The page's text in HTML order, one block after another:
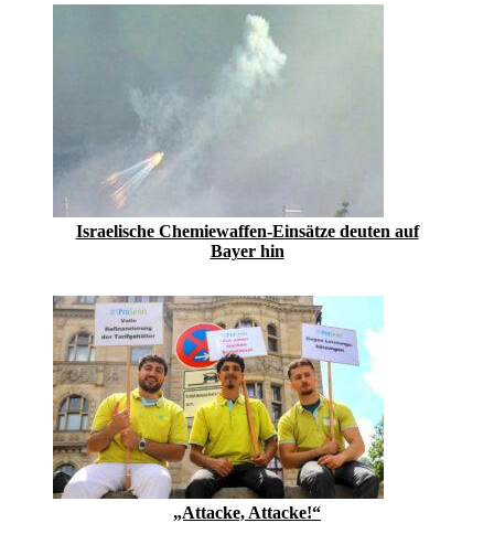
Israelische Chemiewaffen-Einsätze deuten auf
Bayer hin
„Attacke, Attacke!“